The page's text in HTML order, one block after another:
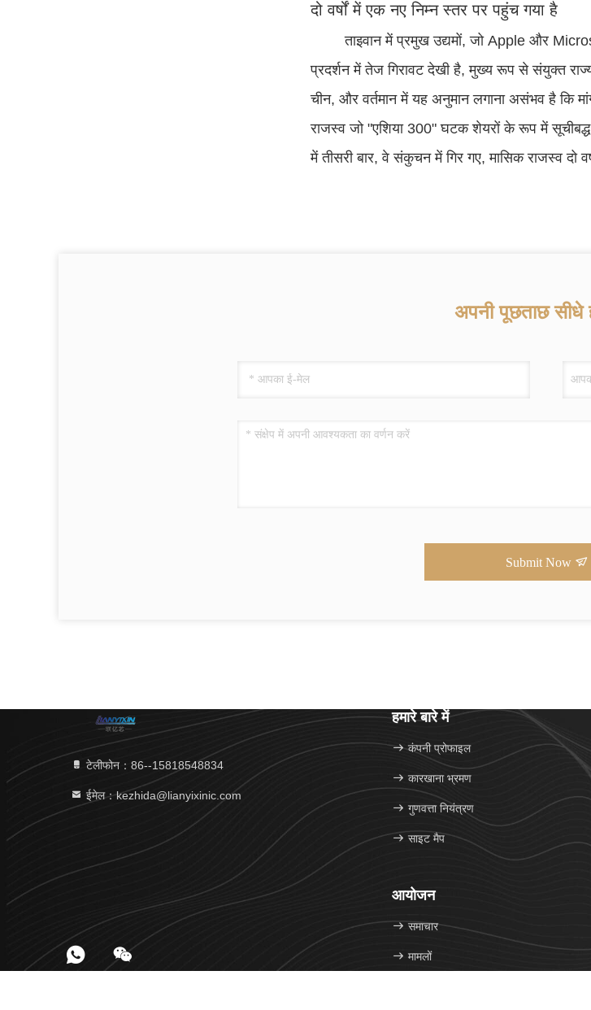
दो वर्षों में एक नए निम्न स्तर पर पहुंच गया है
ताइवान में प्रमुख उद्यमों, जो Apple और
प्रदर्शन में तेज गिरावट देखी है, मुख्य रूप से संयुक्त
चीन, और वर्तमान में यह अनुमान लगाना असंभव है कि
राजस्व जो "एशिया 300" घटक शेयरों के रूप में
में तीसरी बार, वे संकुचन में गिर गए, मासिक राजस्व
अपनी पूछताछ
Submit Now
टेलीफोन：86--15818548834
ईमेल：kezhida@lianyixinic.com
हमारे बारे में
कंपनी प्रोफाइल
कारखाना भ्रमण
गुणवत्ता नियंत्रण
साइट मैप
आयोजन
समाचार
मामलों